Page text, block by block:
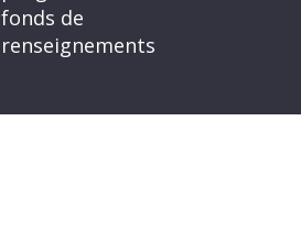
fonds de
renseignements